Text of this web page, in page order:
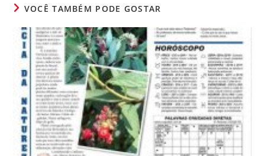
VOCÊ TAMBÉM PODE GOSTAR